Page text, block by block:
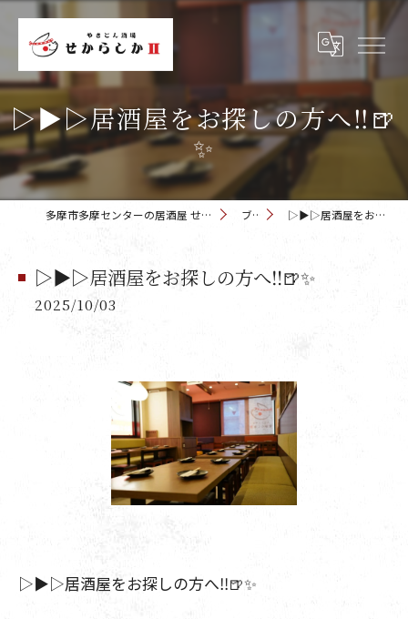
▷▶︎▷居酒屋をお探しの方へ‼️🍺
✨️
多摩市多摩センターの居酒屋 せからしか 多摩センター店 ブログ ▷▶︎▷居酒屋をお探しの方へ‼️🍺✨️
▷▶︎▷居酒屋をお探しの方へ‼️🍺✨️
2025/10/03
▷▶︎▷居酒屋をお探しの方へ‼️🍺✨️